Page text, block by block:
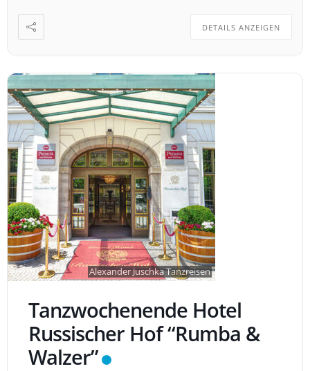
DETAILS ANZEIGEN
Alexander Juschka Tanzreisen
Tanzwochenende Hotel
Russischer Hof “Rumba &
Walzer”